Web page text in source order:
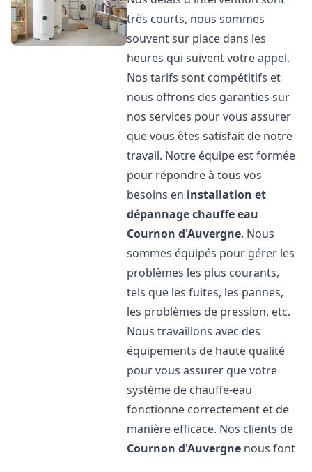
très courts, nous sommes
souvent sur place dans les
heures qui suivent votre appel.
Nos tarifs sont compétitifs et
nous offrons des garanties sur
nos services pour vous assurer
que vous êtes satisfait de notre
travail. Notre équipe est formée
pour répondre à tous vos
besoins en installation et
dépannage chauffe eau
Cournon d'Auvergne. Nous
sommes équipés pour gérer les
problèmes les plus courants,
tels que les fuites, les pannes,
les problèmes de pression, etc.
Nous travaillons avec des
équipements de haute qualité
pour vous assurer que votre
système de chauffe-eau
fonctionne correctement et de
manière efficace. Nos clients de
Cournon d'Auvergne nous font